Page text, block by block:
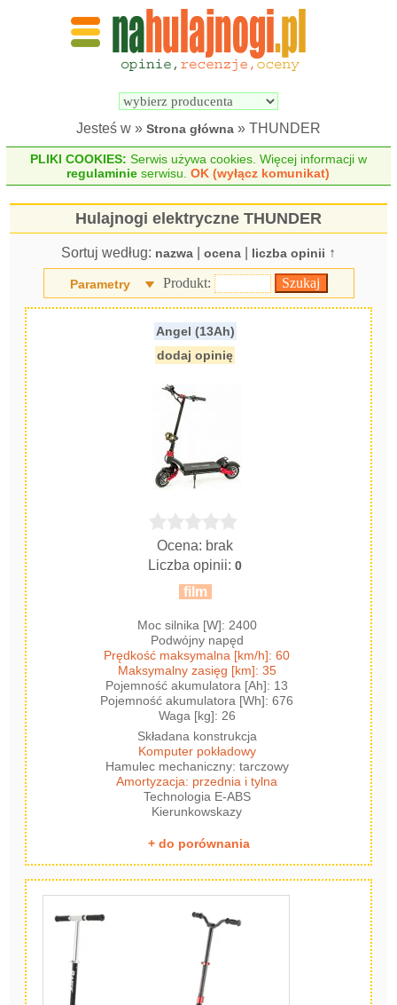
Wyszukiwarka
elektrycznych
Jesteś w » Strona główna » THUNDER
PLIKI COOKIES: Serwis używa cookies. Więcej informacji w
regulaminie serwisu.OK (wyłącz komunikat)
Hulajnogi elektryczne THUNDER
Sortuj według: nazwa ocena liczba opinii ↑
Parametry Produkt:
Angel (13Ah)
dodaj opinię
Ocena: brak
Liczba opinii:0
film
Moc silnika [W]: 2400
Podwójny napęd
Prędkość maksymalna [km/h]: 60
Maksymalny zasięg [km]: 35
Pojemność akumulatora [Ah]: 13
Pojemność akumulatora [Wh]: 676
Waga [kg]: 26
Składana konstrukcja
Komputer pokładowy
Hamulec mechaniczny: tarczowy
Amortyzacja: przednia i tylna
Technologia E-ABS
Kierunkowskazy
+ do porównania